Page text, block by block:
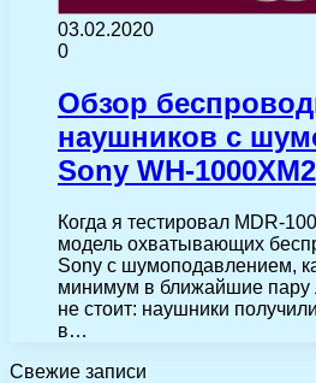
03.02.2020
0
Обзор
наушников с
Sony WH-1000XM2
Когда я тестировал MDR-
модель охватывающих
Sony с шумоподавлением,
минимум в ближайшие пару
не стоит: наушники
в…
Свежие записи